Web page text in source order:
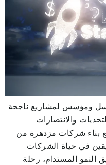
ومؤسس لمشاريع ناجحة
والانتصارات
بناء شركات مزدهرة من
في حياة الشركات
النمو المستدام، رحلة